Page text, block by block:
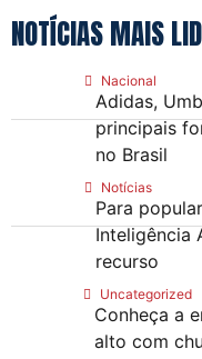
NOTÍCIAS MAIS
Nacional
Adidas,
principais
no Brasil
Notícias
Para
Inteligência
recurso
Uncategorized
Conheça a
alto com